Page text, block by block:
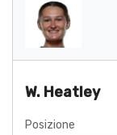
W. Heatley
Posizione